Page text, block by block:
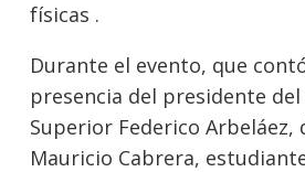
físicas .
Durante el evento, que
presencia del presidente del
Superior Federico Arbeláez,
Mauricio Cabrera,